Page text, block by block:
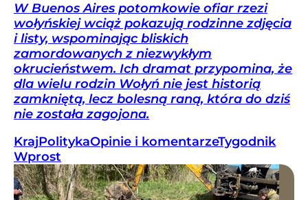
W Buenos Aires potomkowie ofiar rzezi
wołyńskiej wciąż pokazują rodzinne zdjęcia
i listy, wspominając bliskich
zamordowanych z niezwykłym
okrucieństwem. Ich dramat przypomina, że
dla wielu rodzin Wołyń nie jest historią
zamkniętą, lecz bolesną raną, która do dziś
nie została zagojona.
KrajPolitykaOpinie i komentarzeTygodnik
Wprost